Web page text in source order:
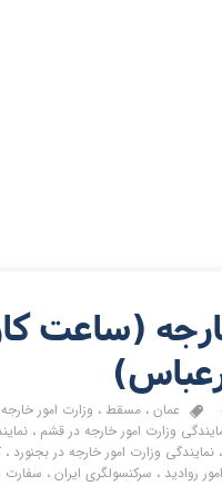
(ساعت
عمان، مسقط، وزارت امور خارجه
وزارت امور خارجه در قشم ،
، نمایندگی وزارت امور خارجه در بجنورد ،
امور روادید ، سرکنسولگری ایران، سفارت